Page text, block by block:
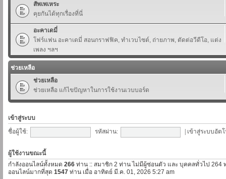
สัพเพเหระ
คุยกันได้ทุกเรื่องที่นี่
อะคาเดมี่
โฟร์แฟน อะคาเดมี่ สอนกราฟฟิค, ทำเวบไซต์, ถ่ายภาพ, ตัดต่อวีดีโอ, แต่ง
เพลง ฯลฯ
ช่วยเหลือ
ช่วยเหลือ
ช่วยเหลือ แก้ไขปัญหาในการใช้งานเวบบอร์ด
เข้าสู่ระบบ
ชื่อผู้ใช้:
รหัสผ่าน: เข้าสู่ระบบอัต
ผู้ใช้งานขณะนี้
กำลังออนไลน์ทั้งหมด 266 ท่าน :: สมาชิก 2 ท่าน ไม่มีผู้ซ่อนตัว และ บุคคลทั่วไป 264
ออนไลน์มากที่สุด 1547 ท่าน เมื่อ อาทิตย์ มี.ค. 01, 2026 5:27 am